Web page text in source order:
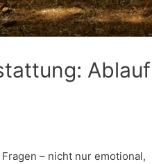
Ablauf
– nicht nur emotional,